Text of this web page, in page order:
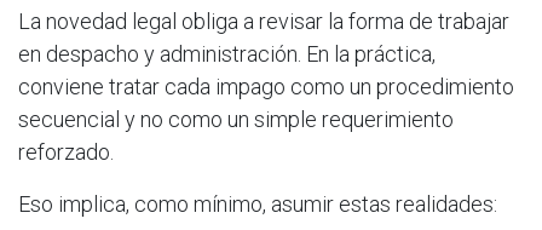
La novedad legal obliga a revisar la forma de trabajar
en despacho y administración. En la práctica,
conviene tratar cada impago como un procedimiento
secuencial y no como un simple requerimiento
reforzado.
Eso implica, como mínimo, asumir estas realidades: